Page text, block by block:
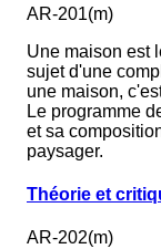
AR-201(m)
Une maison est
sujet d'une
une maison,
Le programme
et sa
paysager.
Théorie et
AR-202(m)